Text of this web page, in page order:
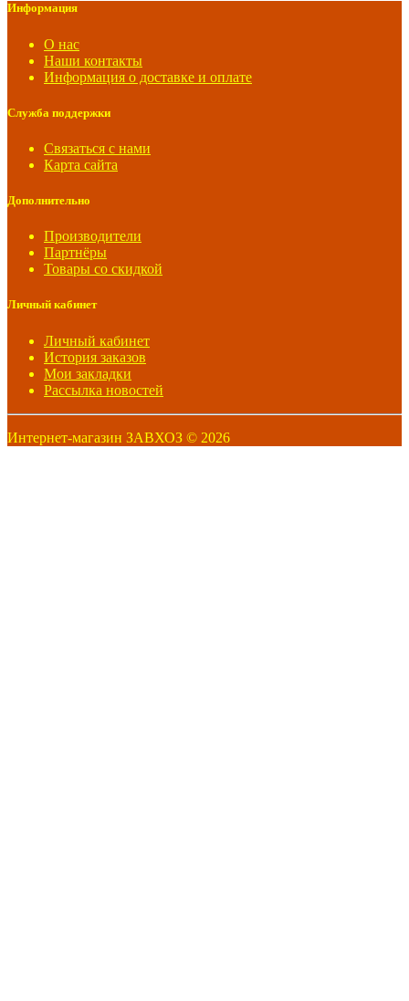
Информация
О нас
Наши контакты
Информация о доставке и оплате
Служба поддержки
Связаться с нами
Карта сайта
Дополнительно
Производители
Партнёры
Товары со скидкой
Личный кабинет
Личный кабинет
История заказов
Мои закладки
Рассылка новостей
Интернет-магазин ЗАВХОЗ © 2026